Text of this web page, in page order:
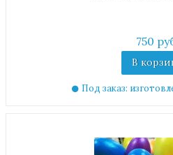
750
В
Под заказ: